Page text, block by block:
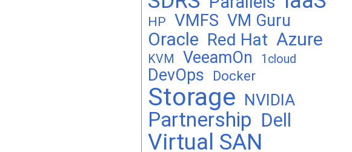
HP VMFS VM Guru
Oracle Red Hat Azure
KVM VeeamOn 1cloud
DevOps Docker
Storage NVIDIA
Partnership Dell
Virtual SAN